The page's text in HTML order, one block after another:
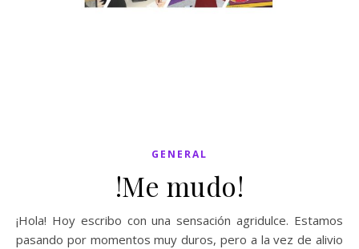
GENERAL
!Me mudo!
¡Hola! Hoy escribo con una sensación agridulce. Estamos
pasando por momentos muy duros, pero a la vez de alivio